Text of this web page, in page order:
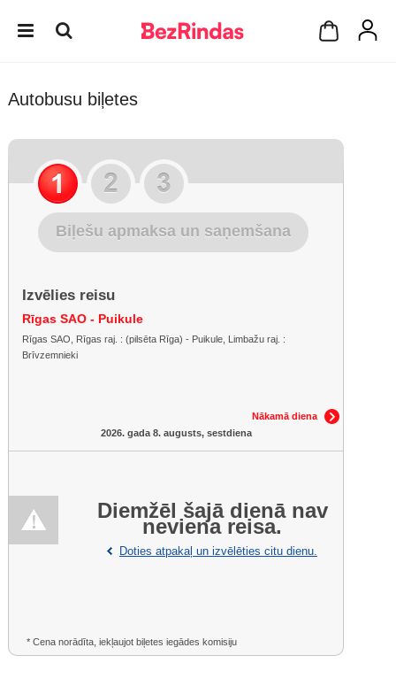
Autobusu biļetes
Biļešu apmaksa un saņemšana
Izvēlies reisu
Rīgas SAO - Puikule
Rīgas SAO, Rīgas raj. : (pilsēta Rīga) - Puikule, Limbažu raj. :
Brīvzemnieki
Nākamā diena
2026. gada 8. augusts, sestdiena
Diemžēl šajā dienā nav
neviena reisa.
Doties atpakaļ un izvēlēties citu dienu.
* Cena norādīta, iekļaujot biļetes iegādes komisiju